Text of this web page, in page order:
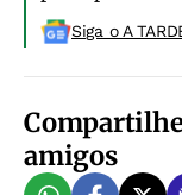
Siga o A
amigos